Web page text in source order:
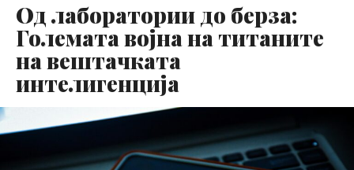
Од лаборатории до берза:
Големата војна на титаните
на вештачката
интелигенција